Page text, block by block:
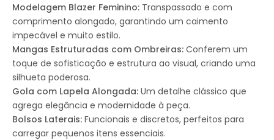
Modelagem Blazer Feminino: Transpassado e com
comprimento alongado, garantindo um caimento
impecável e muito estilo.
Mangas Estruturadas com Ombreiras: Conferem um
toque de sofisticação e estrutura ao visual, criando uma
silhueta poderosa.
Gola com Lapela Alongada: Um detalhe clássico que
agrega elegância e modernidade à peça.
Bolsos Laterais: Funcionais e discretos, perfeitos para
carregar pequenos itens essenciais.